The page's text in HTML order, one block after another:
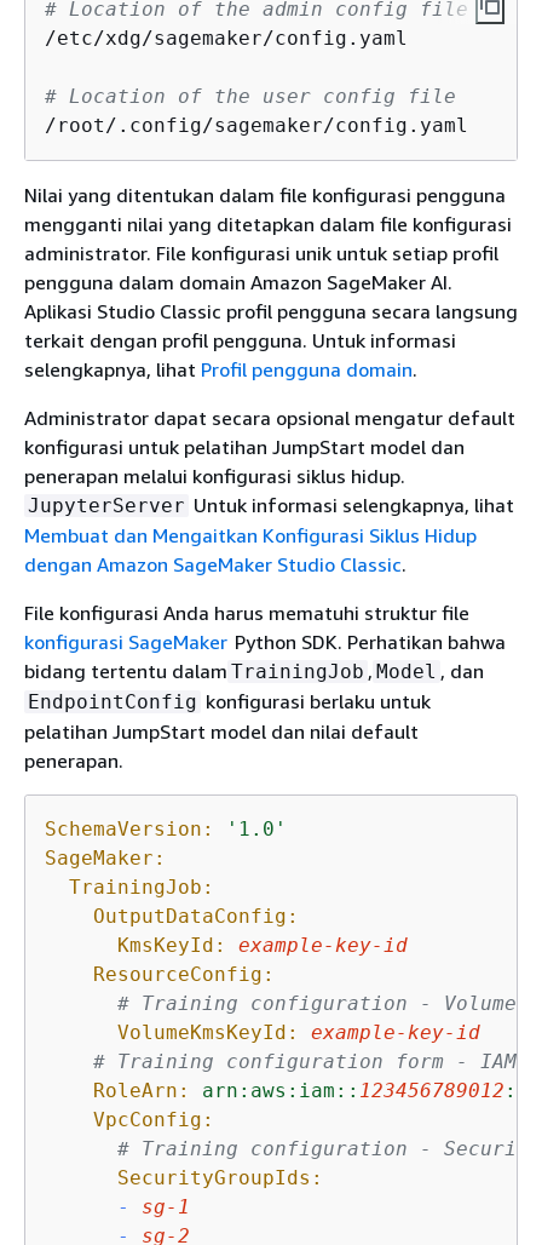
# Location of the admin config file
/etc/xdg/sagemaker/config.yaml
# Location of the user config file
/root/.config/sagemaker/config.yaml
Nilai yang ditentukan dalam file konfigurasi pengguna
mengganti nilai yang ditetapkan dalam file konfigurasi
administrator. File konfigurasi unik untuk setiap profil
pengguna dalam domain Amazon SageMaker AI.
Aplikasi Studio Classic profil pengguna secara langsung
terkait dengan profil pengguna. Untuk informasi
selengkapnya, lihat Profil pengguna domain.
Administrator dapat secara opsional mengatur default
konfigurasi untuk pelatihan JumpStart model dan
penerapan melalui konfigurasi siklus hidup.
JupyterServer Untuk informasi selengkapnya, lihat
Membuat dan Mengaitkan Konfigurasi Siklus Hidup
dengan Amazon SageMaker Studio Classic.
File konfigurasi Anda harus mematuhi struktur file
konfigurasi SageMaker Python SDK. Perhatikan bahwa
bidang tertentu dalam TrainingJob , Model , dan
EndpointConfig konfigurasi berlaku untuk
pelatihan JumpStart model dan nilai default
penerapan.
SchemaVersion:
'1.0'
SageMaker:
TrainingJob:
OutputDataConfig:
KmsKeyId:
example-key-id
ResourceConfig:
# Training configuration - Volume
VolumeKmsKeyId:
example-key-id
# Training configuration form - IAM
RoleArn:
arn:aws:iam:: 123456789012
VpcConfig:
# Training configuration - Security
SecurityGroupIds:
-
sg-1
-
sg-2